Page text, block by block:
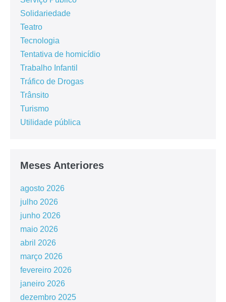
Solidariedade
Teatro
Tecnologia
Tentativa de homicídio
Trabalho Infantil
Tráfico de Drogas
Trânsito
Turismo
Utilidade pública
Meses Anteriores
agosto 2026
julho 2026
junho 2026
maio 2026
abril 2026
março 2026
fevereiro 2026
janeiro 2026
dezembro 2025